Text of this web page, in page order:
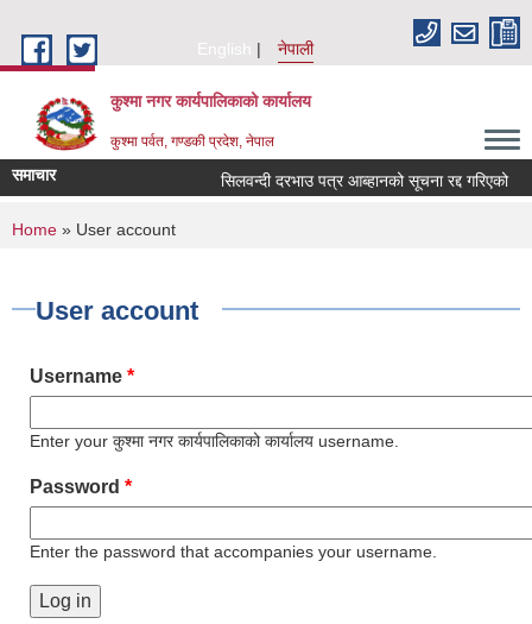
English
नेपाली
कुश्मा नगर कार्यपालिकाको कार्यालय
कुश्मा पर्वत, गण्डकी प्रदेश, नेपाल
समाचार सिलवन्दी दरभाउ पत्र आब्हानको सूचना रद्द गरिएको
You are here
Home » User account
User account
Username *
Enter your कुश्मा नगर कार्यपालिकाको कार्यालय username.
Password *
Enter the password that accompanies your username.